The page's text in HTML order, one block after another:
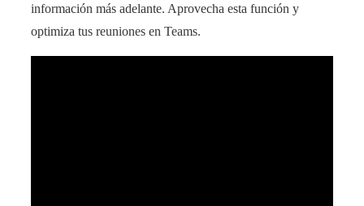
información más adelante. Aprovecha esta función y
optimiza tus reuniones en Teams.